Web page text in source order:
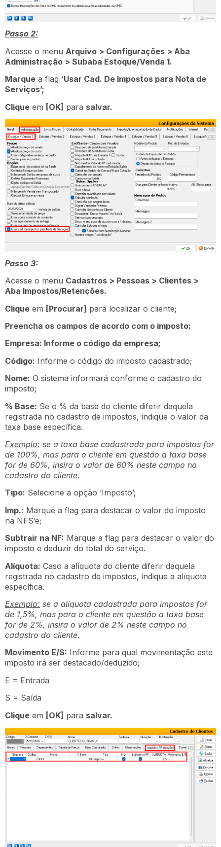
Passo 2:
Acesse o menu Arquivo > Configurações > Aba
Administração > Subaba Estoque/Venda 1.
Marque a flag ‘Usar Cad. De Impostos para Nota de
Serviços’;
Clique em [OK] para salvar.
Passo 3:
Acesse o menu Cadastros > Pessoas > Clientes >
Aba Impostos/Retenções.
Clique em [Procurar] para localizar o cliente;
Preencha os campos de acordo com o imposto:
Empresa: Informe o código da empresa;
Código: Informe o código do imposto cadastrado;
Nome: O sistema informará conforme o cadastro do
imposto;
% Base: Se o % da base do cliente diferir daquela
registrada no cadastro de impostos, indique o valor da
taxa base específica.
Exemplo: se a taxa base cadastrada para impostos for
de 100%, mas para o cliente em questão a taxa base
for de 60%, insira o valor de 60% neste campo no
cadastro do cliente.
Tipo: Selecione a opção ‘Imposto’;
Imp.: Marque a flag para destacar o valor do imposto
na NFS’e;
Subtrair na NF: Marque a flag para destacar o valor do
imposto e deduzir do total do serviço.
Alíquota: Caso a alíquota do cliente diferir daquela
registrada no cadastro de impostos, indique a alíquota
específica.
Exemplo: se a alíquota cadastrada para impostos for
de 1,5%, mas para o cliente em questão a taxa base
for de 2%, insira o valor de 2% neste campo no
cadastro do cliente.
Movimento E/S: Informe para qual movimentação este
imposto irá ser destacado/deduzido;
E = Entrada
S = Saída
Clique em [OK] para salvar.